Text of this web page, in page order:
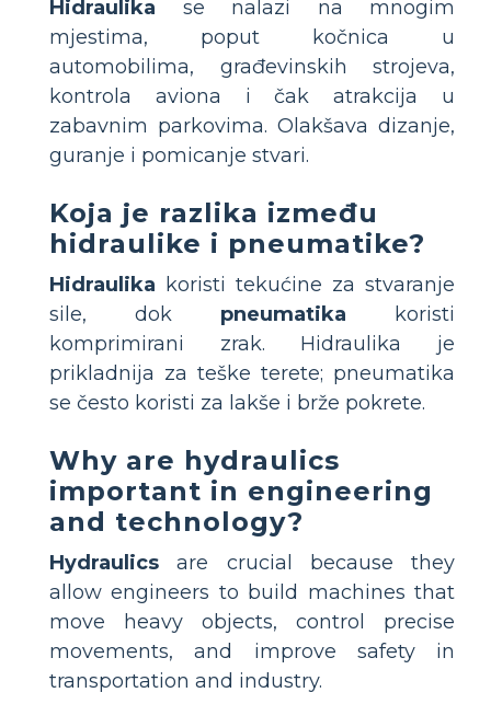
Hidraulika se nalazi na mnogim
mjestima, poput kočnica u
automobilima, građevinskih strojeva,
kontrola aviona i čak atrakcija u
zabavnim parkovima. Olakšava dizanje,
guranje i pomicanje stvari.
Koja je razlika između
hidraulike i pneumatike?
Hidraulika koristi tekućine za stvaranje
sile, dok pneumatika koristi
komprimirani zrak. Hidraulika je
prikladnija za teške terete; pneumatika
se često koristi za lakše i brže pokrete.
Why are hydraulics
important in engineering
and technology?
Hydraulics are crucial because they
allow engineers to build machines that
move heavy objects, control precise
movements, and improve safety in
transportation and industry.